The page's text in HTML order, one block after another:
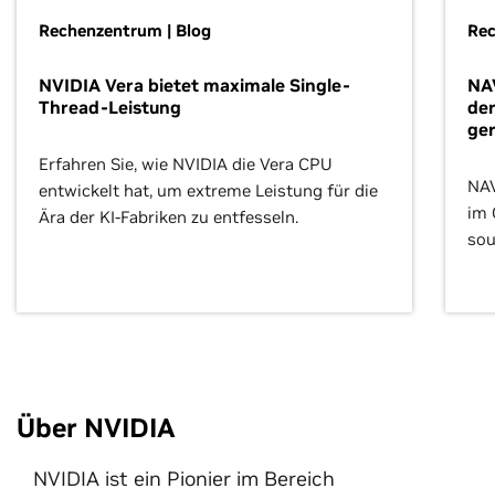
Rechenzentrum | Blog
NVIDIA Vera bietet maximale Single-
Thread-Leistung
Erfahren Sie, wie NVIDIA die Vera CPU
entwickelt hat, um extreme Leistung für die
Ära der KI-Fabriken zu entfesseln.
im
Über NVIDIA
NVIDIA ist ein Pionier im Bereich